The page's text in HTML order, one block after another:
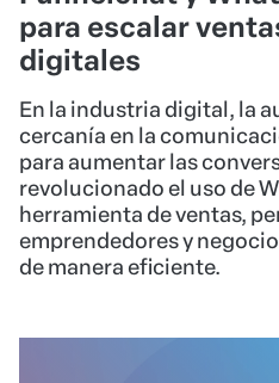
para escalar
digitales
En la industria digital, la
cercanía en la
para aumentar las
revolucionado el uso de
herramienta de ventas,
emprendedores y
de manera eficiente.